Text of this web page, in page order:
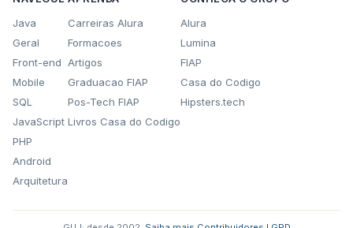
Java
Geral
Front-end
Mobile
SQL
JavaScript
PHP
Android
Arquitetura
Carreiras Alura
Formacoes
Artigos
Graduacao FIAP
Pos-Tech FIAP
Livros Casa do Codigo
Alura
Lumina
FIAP
Casa do Codigo
Hipsters.tech